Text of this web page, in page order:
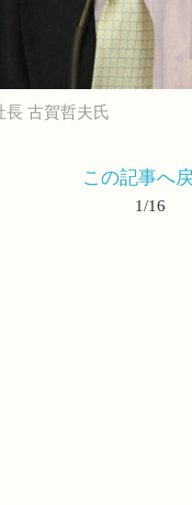
長 古賀哲夫氏
この記事へ
1/16